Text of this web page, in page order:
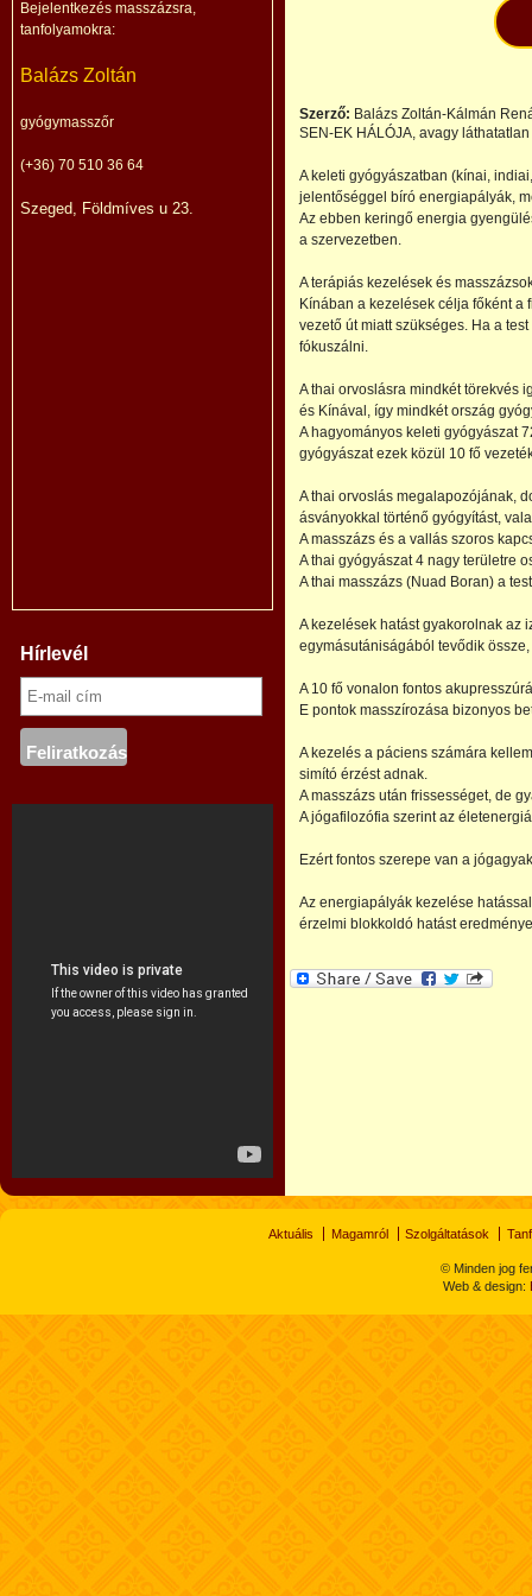
Szerző: Balázs Zoltán-Kálmán
SEN-EK HÁLÓJA, avagy
A keleti gyógyászatban (kínai,
jelentőséggel bíró energiapályák,
Az ebben keringő energia
a szervezetben.
A terápiás kezelések és
Kínában a kezelések célja főként
vezető út miatt szükséges. Ha a
fókuszálni.
A thai orvoslásra mindkét törekvés
és Kínával, így mindkét ország
A hagyományos keleti gyógyászat
gyógyászat ezek közül 10 fő
A thai orvoslás megalapozójának,
ásványokkal történő gyógyítást,
A masszázs és a vallás szoros
A thai gyógyászat 4 nagy területre
A thai masszázs (Nuad Boran) a
A kezelések hatást gyakorolnak az
egymásutániságából tevődik
A 10 fő vonalon fontos
E pontok masszírozása bizonyos
A kezelés a páciens számára
simító érzést adnak.
A masszázs után frissességet, de
A jógafilozófia szerint az
Ezért fontos szerepe van a
Az energiapályák kezelése
érzelmi blokkoldó hatást
Bejelentkezés masszázsra,
tanfolyamokra:
Balázs Zoltán
gyógymasszőr
(+36) 70 510 36 64
Szeged, Földmíves u 23.
Hírlevél
Aktuális Magamról Szolgáltatások
© Minden jog
Web & design: